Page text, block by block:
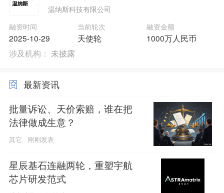
温纳斯科技有限公司
融资时间
2025-10-29
当前轮次
天使轮
融资金额
1000万人民币
涉及机构： 未披露
最新资讯
批量诉讼、天价索赔，谁在把
法律做成生意？
其它 刚刚发表
星辰基石连融两轮，重塑宇航
芯片研发范式